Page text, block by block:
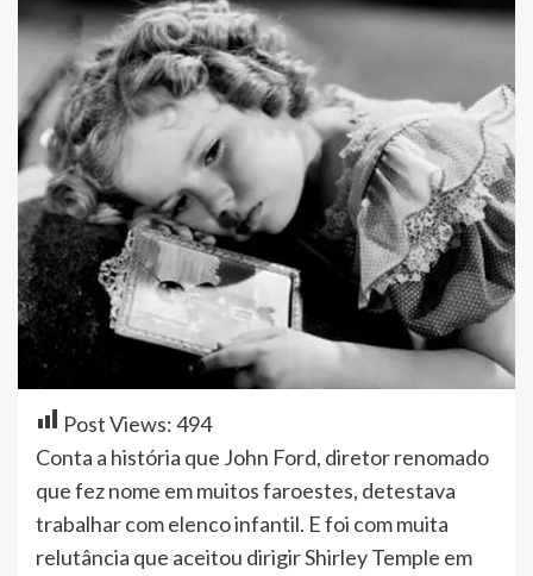
Post Views:494
Conta a história que John Ford, diretor renomado
que fez nome em muitos faroestes, detestava
trabalhar com elenco infantil. E foi com muita
relutância que aceitou dirigir Shirley Temple em